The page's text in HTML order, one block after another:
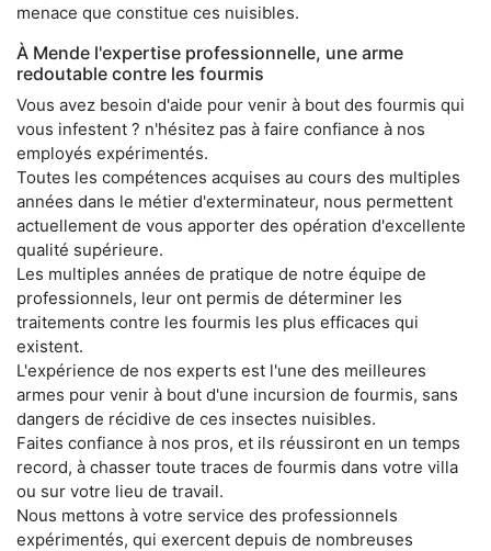
menace que constitue ces nuisibles.
À Mende l'expertise professionnelle, une arme
redoutable contre les fourmis
Vous avez besoin d'aide pour venir à bout des fourmis qui
vous infestent ? n'hésitez pas à faire confiance à nos
employés expérimentés.
Toutes les compétences acquises au cours des multiples
années dans le métier d'exterminateur, nous permettent
actuellement de vous apporter des opération d'excellente
qualité supérieure.
Les multiples années de pratique de notre équipe de
professionnels, leur ont permis de déterminer les
traitements contre les fourmis les plus efficaces qui
existent.
L'expérience de nos experts est l'une des meilleures
armes pour venir à bout d'une incursion de fourmis, sans
dangers de récidive de ces insectes nuisibles.
Faites confiance à nos pros, et ils réussiront en un temps
record, à chasser toute traces de fourmis dans votre villa
ou sur votre lieu de travail.
Nous mettons à votre service des professionnels
expérimentés, qui exercent depuis de nombreuses